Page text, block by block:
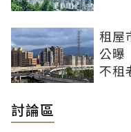
租屋
公曝
不租
討論區